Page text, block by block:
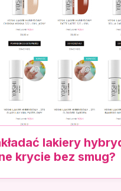
lakiery
krycie bez smug?